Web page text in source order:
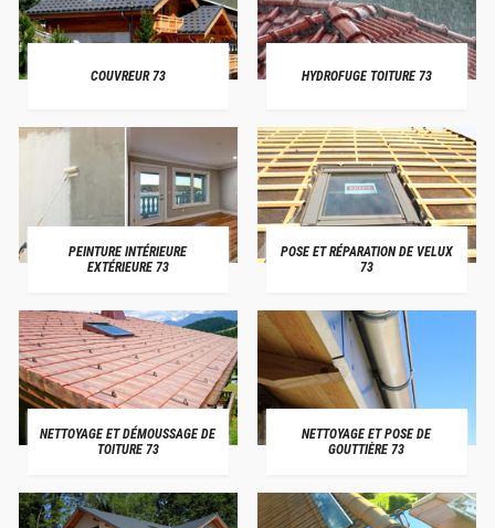
COUVREUR 73 HYDROFUGE TOITURE 73
PEINTURE INTÉRIEURE
EXTÉRIEURE 73
POSE ET RÉPARATION DE VELUX
73
NETTOYAGE ET DÉMOUSSAGE DE
TOITURE 73
NETTOYAGE ET POSE DE
GOUTTIÈRE 73